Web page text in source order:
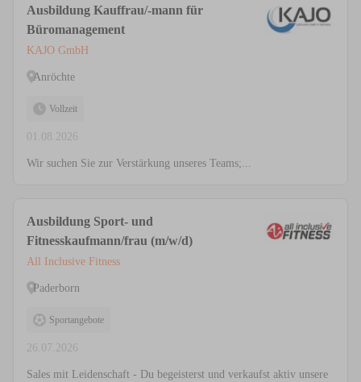
Ausbildung Kauffrau/-mann für
Büromanagement
KAJO GmbH
Anröchte
Vollzeit
01.08.2026
Wir suchen Sie zur Verstärkung unseres Teams;...
Ausbildung Sport- und
Fitnesskaufmann/frau (m/w/d)
All Inclusive Fitness
Paderborn
Sportangebote
26.07.2026
Sales mit Leidenschaft - Du begeisterst und verkaufst aktiv unsere